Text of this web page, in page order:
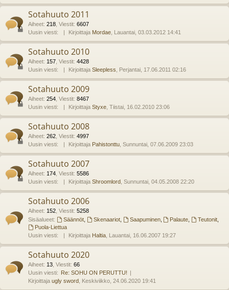
Sotahuuto 2011
Aiheet: 218 Viestit: 6607
Uusin viesti:
Kirjoittaja Mordae , Lauantai, 03.03.2012 14:41
Sotahuuto 2010
Aiheet: 157 Viestit: 4428
Uusin viesti:
Kirjoittaja Sleepless , Perjantai, 17.06.2011 02:16
Sotahuuto 2009
Aiheet: 254 Viestit: 8467
Uusin viesti:
Kirjoittaja Styxe , Tiistai, 16.02.2010 23:06
Sotahuuto 2008
Aiheet: 262 Viestit: 4997
Uusin viesti:
Kirjoittaja Pahistonttu , Sunnuntai, 07.06.2009 23:03
Sotahuuto 2007
Aiheet: 174 Viestit: 5586
Uusin viesti:
Kirjoittaja Shroomlord , Sunnuntai, 04.05.2008 22:20
Sotahuuto 2006
Aiheet: 152 Viestit: 5258
Sisäalueet:
Säännöt, Skenaariot, Saapuminen, Palaute Teutonit
Puola-Liettua
Uusin viesti:
Kirjoittaja Haltia , Lauantai, 16.06.2007 19:27
Sotahuuto 2020
Aiheet: 13 Viestit: 66
Uusin viesti: Re: SOHU ON PERUTTU!
Kirjoittaja ugly sword , Keskiviikko, 24.06.2020 19:41